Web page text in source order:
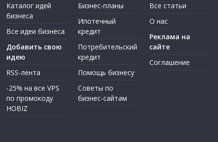
Каталог идей
бизнеса
Все идеи бизнеса
Добавить свою
идею
RSS-лента
-25% на все VPS
по промокоду
HOBIZ
Бизнес-планы
Ипотечный
кредит
Потребительский
кредит
Помощь бизнесу
Советы по
бизнес-сайтам
Все статьи
О нас
Реклама на
сайте
Соглашение